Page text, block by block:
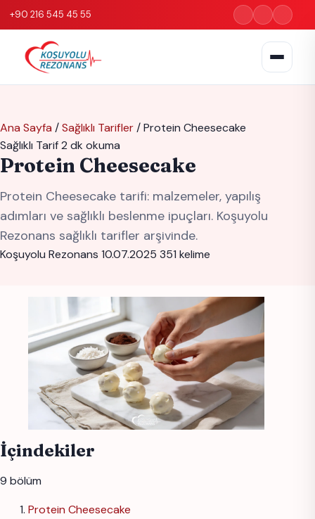
+90 216 545 45 55
Ana Sayfa /Sağlıklı Tarifler/Protein Cheesecake
Sağlıklı Tarif2 dk okuma
Protein Cheesecake
Protein Cheesecake tarifi: malzemeler, yapılış
adımları ve sağlıklı beslenme ipuçları. Koşuyolu
Rezonans sağlıklı tarifler arşivinde.
Koşuyolu Rezonans 10.07.2025 351 kelime
İçindekiler
9 bölüm
Protein Cheesecake